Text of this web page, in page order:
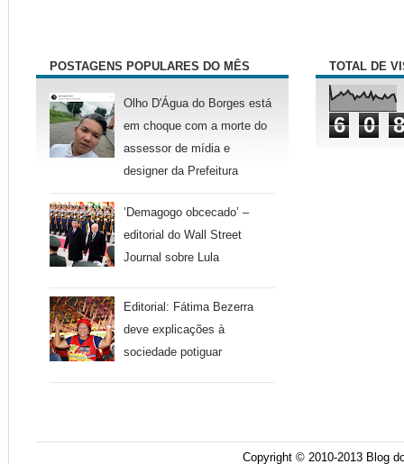
POSTAGENS POPULARES DO MÊS
Olho D'Água do Borges está
em choque com a morte do
assessor de mídia e
designer da Prefeitura
‘Demagogo obcecado’ –
editorial do Wall Street
Journal sobre Lula
Editorial: Fátima Bezerra
deve explicações à
sociedade potiguar
TOTAL DE
6 0 8
Copyright © 2010-2013 Blog